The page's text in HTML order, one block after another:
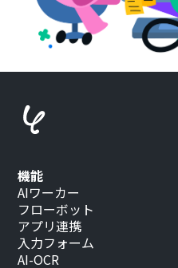
機能
AIワーカー
フローボット
アプリ連携
入力フォーム
AI-OCR